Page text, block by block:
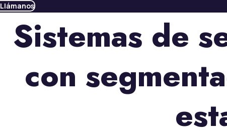
Llámanos
Sistemas de
con